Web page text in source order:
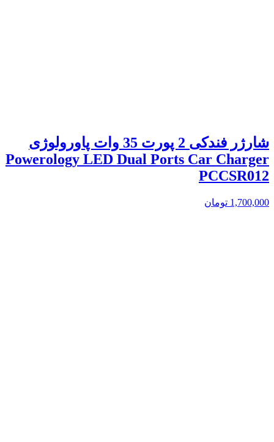
شارژر فندکی 2 پورت 35 وات پاورولوژی
Powerology LED Dual Ports Car Charger
PCCSR012
1,700,000 تومان